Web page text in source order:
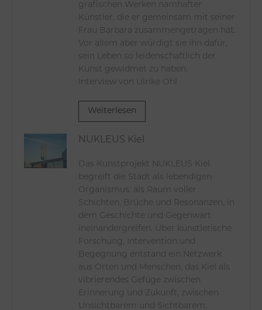
grafischen Werken namhafter
Künstler, die er gemeinsam mit seiner
Frau Barbara zusammengetragen hat.
Vor allem aber würdigt sie ihn dafür,
sein Leben so leidenschaftlich der
Kunst gewidmet zu haben.
Interview von Ulrike Ohl
Weiterlesen
NUKLEUS Kiel
Das Kunstprojekt NUKLEUS Kiel
begreift die Stadt als lebendigen
Organismus: als Raum voller
Schichten, Brüche und Resonanzen, in
dem Geschichte und Gegenwart
ineinandergreifen. Über künstlerische
Forschung, Intervention und
Begegnung entstand ein Netzwerk
aus Orten und Menschen, das Kiel als
vibrierendes Gefüge zwischen
Erinnerung und Zukunft, zwischen
Unsichtbarem und Sichtbarem,